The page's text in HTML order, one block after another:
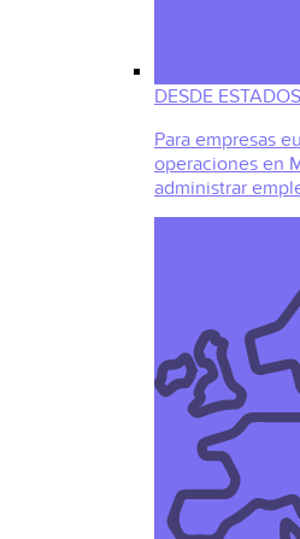
DESDE
Para empresas
operaciones en
administrar